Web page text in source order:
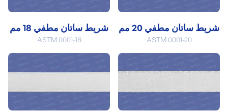
شريط ساتان مطفي 18 مم
ASTM 0001-18
شريط ساتان مطفي 20 مم
ASTM 0001-20